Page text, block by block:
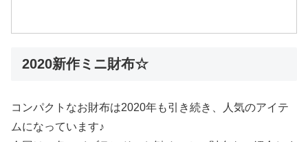
2020新作ミニ財布☆
コンパクトなお財布は2020年も引き続き、人気のアイテ
ムになっています♪